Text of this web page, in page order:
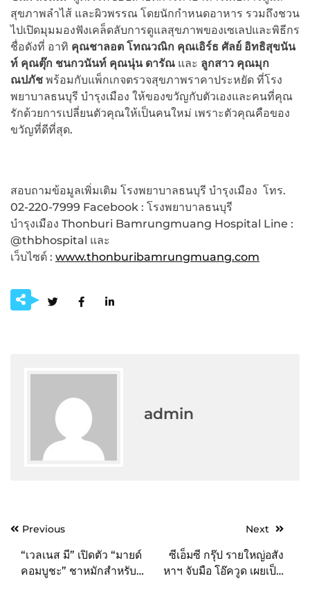
สุขภาพลำไส้ และผิวพรรณ โดยนักกำหนดอาหาร รวมถึงชวน
ไปเปิดมุมมองฟังเคล็ดลับการดูแลสุขภาพของเซเลปและพิธีกร
ชื่อดังที่ อาทิ คุณชาลอต โทณวณิก คุณเอิร์ธ ศัลย์ อิทธิสุขนัน
ท์ คุณตุ๊ก ชนกวนันท์ คุณนุ่น ดารัณ และ ลูกสาว คุณมุก
ณปภัช พร้อมกับแพ็กเกจตรวจสุขภาพราคาประหยัด ที่โรง
พยาบาลธนบุรี บำรุงเมือง ให้ของขวัญกับตัวเองและคนที่คุณ
รักด้วยการเปลี่ยนตัวคุณให้เป็นคนใหม่ เพราะตัวคุณคือของ
ขวัญที่ดีที่สุด.
สอบถามข้อมูลเพิ่มเติม โรงพยาบาลธนบุรี บำรุงเมือง โทร.
02-220-7999 Facebook : โรงพยาบาลธนบุรี
บำรุงเมือง Thonburi Bamrungmuang Hospital Line :
@thbhospital และ
เว็บไซต์ : www.thonburibamrungmuang.com
admin
PostPrevious
“เวลเนส มี” เปิดตัว “มายด์
คอมบูชะ” ชาหมักสำหรับ
Next
ซีเอ็มซี กรุ๊ป รายใหญ่อสัง
หาฯ จับมือ โอ๊ควูด เผยเป็น